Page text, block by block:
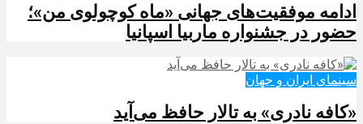
ادامه موفقیت‌های جهانی «ماه کوچولوی من»؛
حضور در جشنواره ماربیا اسپانیا
سینمای ایران و جهان
«کافه نادری» به تالار حافظ می‌آید